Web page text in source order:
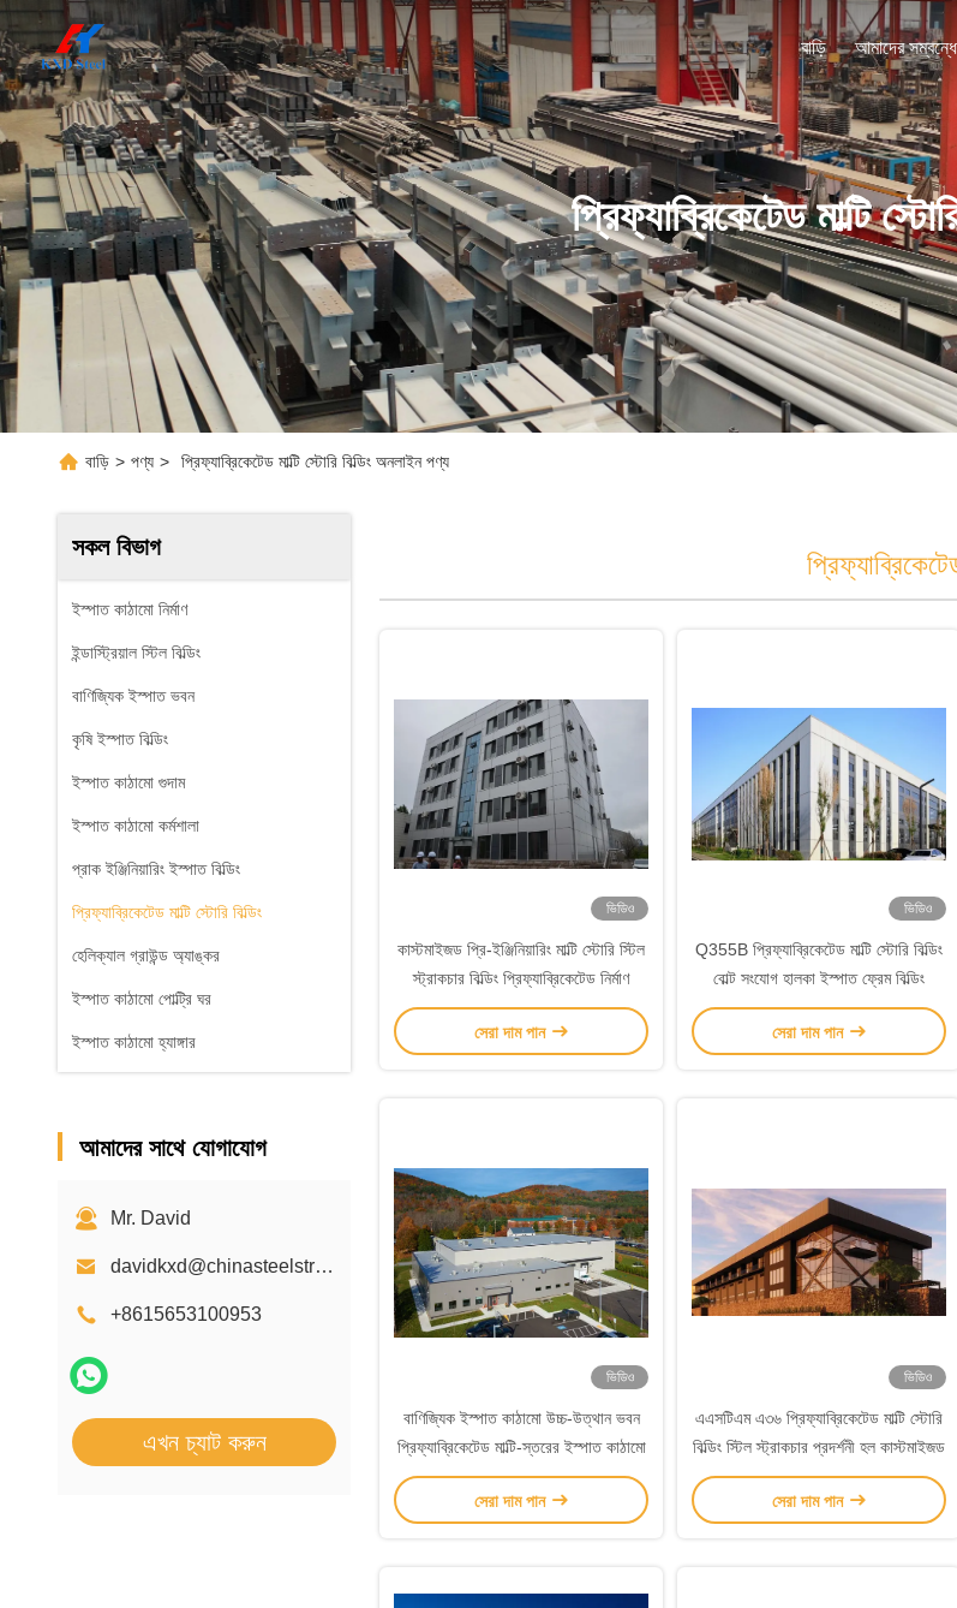
বাড়ি আমাদের সম্বন্ধে
প্রিফ্যাব্রিকেটেড মাল্টি স্টোরি
বাড়ি > পণ্য > প্রিফ্যাব্রিকেটেড মাল্টি স্টোরি বিল্ডিং অনলাইন পণ্য
সকল বিভাগ
ইস্পাত কাঠামো নির্মাণ
ইন্ডাস্ট্রিয়াল স্টিল বিল্ডিং
বাণিজ্যিক ইস্পাত ভবন
কৃষি ইস্পাত বিল্ডিং
ইস্পাত কাঠামো গুদাম
ইস্পাত কাঠামো কর্মশালা
প্রাক ইঞ্জিনিয়ারিং ইস্পাত বিল্ডিং
প্রিফ্যাব্রিকেটেড মাল্টি স্টোরি বিল্ডিং
হেলিক্যাল গ্রাউন্ড অ্যাঙ্কর
ইস্পাত কাঠামো পোল্ট্রি ঘর
ইস্পাত কাঠামো হ্যাঙ্গার
আমাদের সাথে যোগাযোগ
Mr. David
davidkxd@chinasteelstructure.cn
+8615653100953
এখন চ্যাট করুন
ভিডিও
কাস্টমাইজড প্রি-ইঞ্জিনিয়ারিং মাল্টি স্টোরি স্টিল
স্ট্রাকচার বিল্ডিং প্রিফ্যাব্রিকেটেড নির্মাণ
সেরা দাম পান
ভিডিও
Q355B প্রিফ্যাব্রিকেটেড মাল্টি স্টোরি বিল্ডিং
বোল্ট সংযোগ হালকা ইস্পাত ফ্রেম বিল্ডিং
সেরা দাম পান
ভিডিও
বাণিজ্যিক ইস্পাত কাঠামো উচ্চ-উত্থান ভবন
প্রিফ্যাব্রিকেটেড মাল্টি-স্তরের ইস্পাত কাঠামো
সেরা দাম পান
ভিডিও
এএসটিএম এ৩৬ প্রিফ্যাব্রিকেটেড মাল্টি স্টোরি
বিল্ডিং স্টিল স্ট্রাকচার প্রদর্শনী হল কাস্টমাইজড
সেরা দাম পান